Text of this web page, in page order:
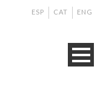
ENG
CAT
ESP